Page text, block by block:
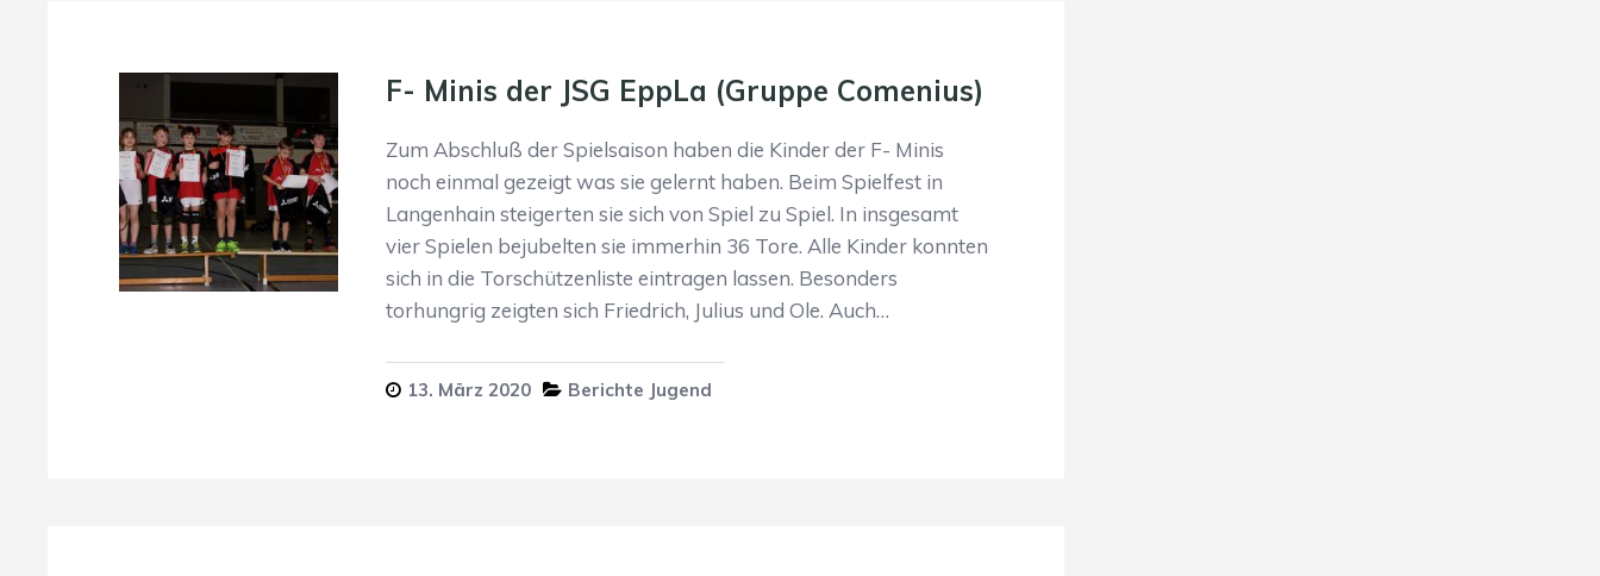
F- Minis der JSG EppLa (Gruppe Comenius)
Zum Abschluß der Spielsaison haben die Kinder der F- Minis
noch einmal gezeigt was sie gelernt haben. Beim Spielfest in
Langenhain steigerten sie sich von Spiel zu Spiel. In insgesamt
vier Spielen bejubelten sie immerhin 36 Tore. Alle Kinder konnten
sich in die Torschützenliste eintragen lassen. Besonders
torhungrig zeigten sich Friedrich, Julius und Ole. Auch…
13. März 2020 Berichte Jugend